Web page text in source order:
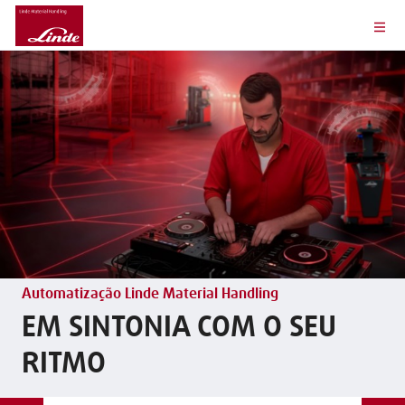
Automatização Linde Material Handling
EM SINTONIA COM O SEU
RITMO